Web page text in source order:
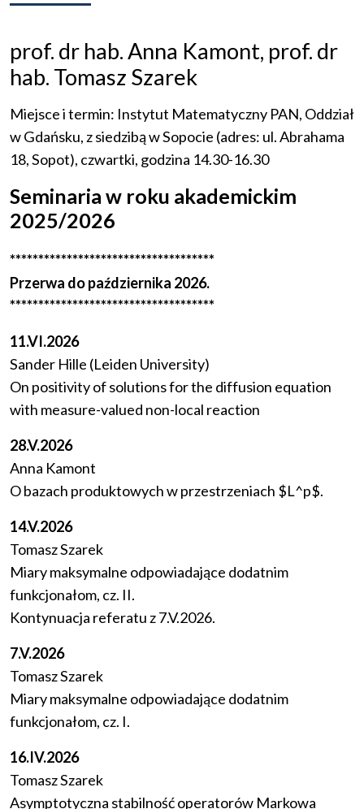
prof. dr hab. Anna Kamont, prof. dr
hab. Tomasz Szarek
Miejsce i termin: Instytut Matematyczny PAN, Oddział
w Gdańsku, z siedzibą w Sopocie (adres: ul. Abrahama
18, Sopot), czwartki, godzina 14.30-16.30
Seminaria w roku akademickim
2025/2026
************************************
Przerwa do października 2026.
************************************
11.VI.2026
Sander Hille (Leiden University)
On positivity of solutions for the diffusion equation
with measure-valued non-local reaction
28.V.2026
Anna Kamont
O bazach produktowych w przestrzeniach $L^p$.
14.V.2026
Tomasz Szarek
Miary maksymalne odpowiadające dodatnim
funkcjonałom, cz. II.
Kontynuacja referatu z 7.V.2026.
7.V.2026
Tomasz Szarek
Miary maksymalne odpowiadające dodatnim
funkcjonałom, cz. I.
16.IV.2026
Tomasz Szarek
Asymptotyczna stabilność operatorów Markowa